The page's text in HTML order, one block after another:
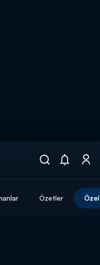
Özetler